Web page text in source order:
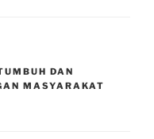
DAN
MASYARAKAT